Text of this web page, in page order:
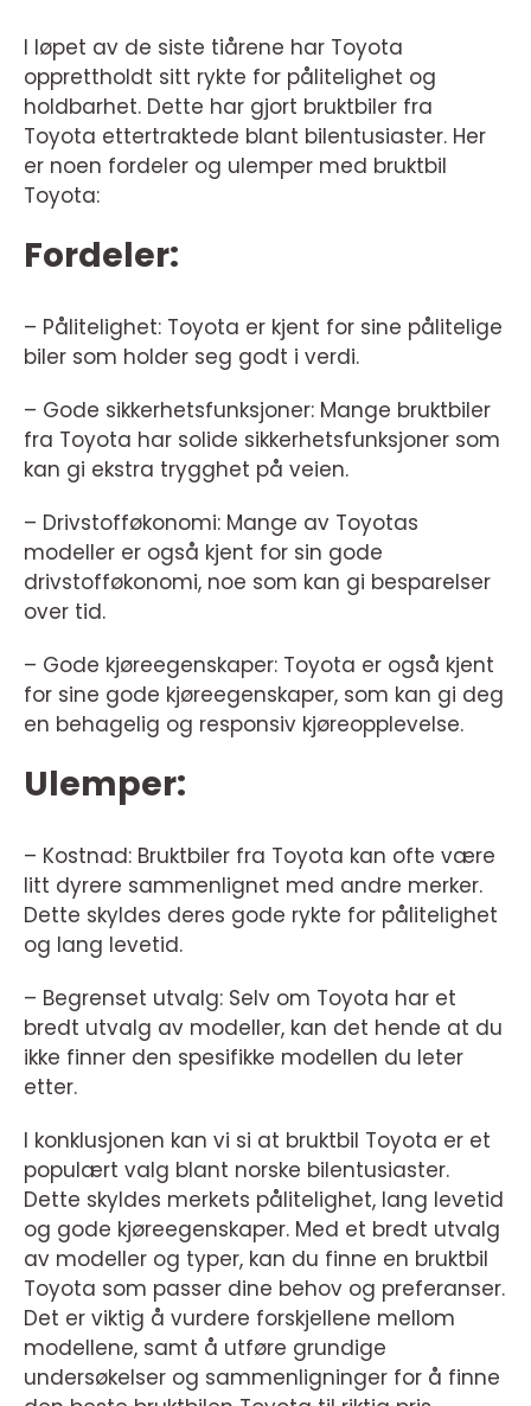
I løpet av de siste tiårene har Toyota
opprettholdt sitt rykte for pålitelighet og
holdbarhet. Dette har gjort bruktbiler fra
Toyota ettertraktede blant bilentusiaster. Her
er noen fordeler og ulemper med bruktbil
Toyota:
Fordeler:
– Pålitelighet: Toyota er kjent for sine pålitelige
biler som holder seg godt i verdi.
– Gode sikkerhetsfunksjoner: Mange bruktbiler
fra Toyota har solide sikkerhetsfunksjoner som
kan gi ekstra trygghet på veien.
– Drivstofføkonomi: Mange av Toyotas
modeller er også kjent for sin gode
drivstofføkonomi, noe som kan gi besparelser
over tid.
– Gode kjøreegenskaper: Toyota er også kjent
for sine gode kjøreegenskaper, som kan gi deg
en behagelig og responsiv kjøreopplevelse.
Ulemper:
– Kostnad: Bruktbiler fra Toyota kan ofte være
litt dyrere sammenlignet med andre merker.
Dette skyldes deres gode rykte for pålitelighet
og lang levetid.
– Begrenset utvalg: Selv om Toyota har et
bredt utvalg av modeller, kan det hende at du
ikke finner den spesifikke modellen du leter
etter.
I konklusjonen kan vi si at bruktbil Toyota er et
populært valg blant norske bilentusiaster.
Dette skyldes merkets pålitelighet, lang levetid
og gode kjøreegenskaper. Med et bredt utvalg
av modeller og typer, kan du finne en bruktbil
Toyota som passer dine behov og preferanser.
Det er viktig å vurdere forskjellene mellom
modellene, samt å utføre grundige
undersøkelser og sammenligninger for å finne